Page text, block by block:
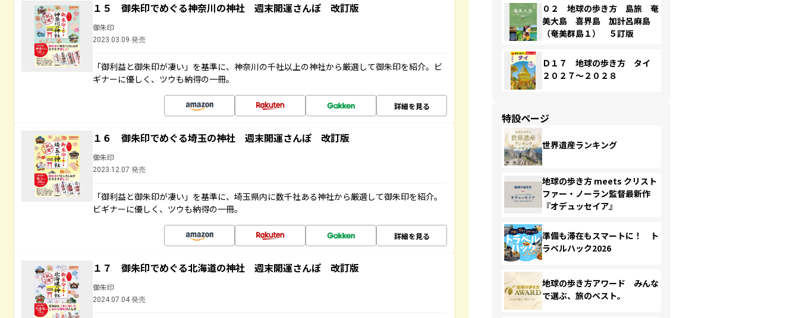
１５ 御朱印でめぐる神奈川の神社 週末開運さんぽ 改訂版
御朱印
2023.03.09 発売
「御利益と御朱印が凄い」を基準に、神奈川の千社以上の神社から厳選して御朱印を紹介。ビ
ギナーに優しく、ツウも納得の一冊。
詳細を見る
１６ 御朱印でめぐる埼玉の神社 週末開運さんぽ 改訂版
御朱印
2023.12.07 発売
「御利益と御朱印が凄い」を基準に、埼玉県内に数千社ある神社から厳選して御朱印を紹介。
ビギナーに優しく、ツウも納得の一冊。
詳細を見る
１７ 御朱印でめぐる北海道の神社 週末開運さんぽ 改訂版
御朱印
2024.07.04 発売
０２ 地球の歩き方 島旅 奄
美大島 喜界島 加計呂麻島
（奄美群島１） ５訂版
Ｄ１７ 地球の歩き方 タイ
２０２７～２０２８
特設ページ
世界遺産ランキング
地球の歩き方 meets クリスト
ファー・ノーラン監督最新作
『オデュッセイア』
準備も滞在もスマートに！ ト
ラベルハック2026
地球の歩き方アワード みんな
で選ぶ、旅のベスト。